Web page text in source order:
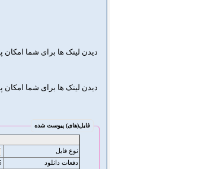
دیدن لینک ها برای شما امکان
دیدن لینک ها برای شما امکان
فایل‌(های) پیوست شده
نوع فایل
دفعات دانلود